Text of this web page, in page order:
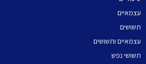
עצמאיים
תשושים
עצמאיים ותשושים
תשושי נפש